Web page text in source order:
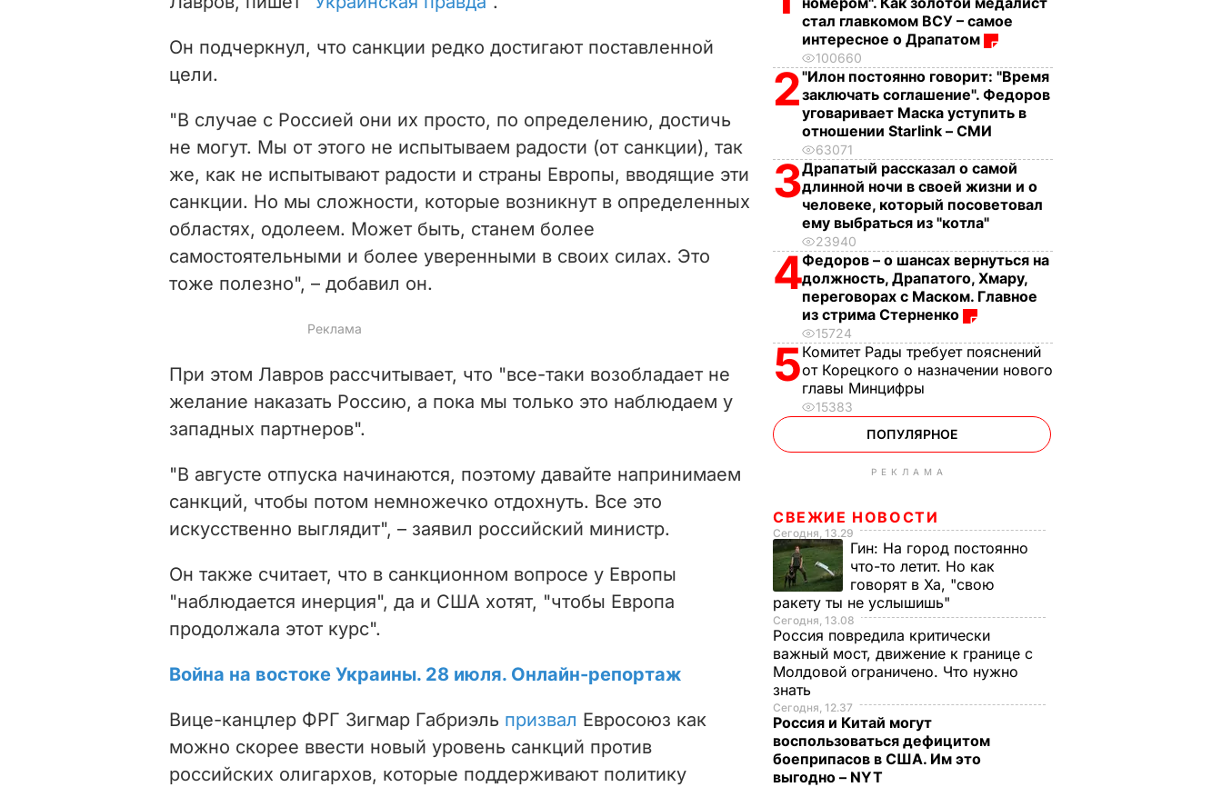
d
o
Он подчеркнул, что санкции редко достигают поставленной
цели.
"В случае с Россией они их просто, по определению, достичь
не могут. Мы от этого не испытываем радости (от санкции), так
же, как не испытывают радости и страны Европы, вводящие эти
санкции. Но мы сложности, которые возникнут в определенных
областях, одолеем. Может быть, станем более
самостоятельными и более уверенными в своих силах. Это
тоже полезно", – добавил он.
При этом Лавров рассчитывает, что "все-таки возобладает не
желание наказать Россию, а пока мы только это наблюдаем у
западных партнеров".
"В августе отпуска начинаются, поэтому давайте напринимаем
санкций, чтобы потом немножечко отдохнуть. Все это
искусственно выглядит", – заявил российский министр.
Он также считает, что в санкционном вопросе у Европы
"наблюдается инерция", да и США хотят, "чтобы Европа
продолжала этот курс".
Война на востоке Украины. 28 июля. Онлайн-репортаж
Вице-канцлер ФРГ Зигмар Габриэль призвал Евросоюз как
можно скорее ввести новый уровень санкций против
российских олигархов, которые поддерживают политику
стал главкомом ВСУ – самое
интересное о Драпатом
100660
2"Илон постоянно говорит: "Время
заключать соглашение". Федоров
уговаривает Маска уступить в
отношении Starlink – СМИ
63071
3Драпатый рассказал о самой
длинной ночи в своей жизни и о
человеке, который посоветовал
ему выбраться из "котла"
23940
4Федоров – о шансах вернуться на
должность, Драпатого, Хмару,
переговорах с Маском. Главное
из стрима Стерненко
15724
5Комитет Рады требует пояснений
от Корецкого о назначении нового
главы Минцифры
15383
ПОПУЛЯРНОЕ
РЕКЛАМА
СВЕЖИЕ НОВОСТИ
Сегодня, 13.29
Гин: На город постоянно
что-то летит. Но как
говорят в Ха, "свою
ракету ты не услышишь"
Сегодня, 13.08
Россия повредила критически
важный мост, движение к границе с
Молдовой ограничено. Что нужно
знать
Сегодня, 12.37
Россия и Китай могут
воспользоваться дефицитом
боеприпасов в США. Им это
выгодно – NYT